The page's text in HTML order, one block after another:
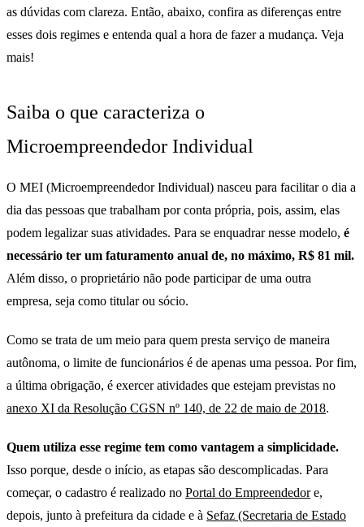
as dúvidas com clareza. Então, abaixo, confira as diferenças entre
esses dois regimes e entenda qual a hora de fazer a mudança. Veja
mais!
Saiba o que caracteriza o
Microempreendedor Individual
O MEI (Microempreendedor Individual) nasceu para facilitar o dia a
dia das pessoas que trabalham por conta própria, pois, assim, elas
podem legalizar suas atividades. Para se enquadrar nesse modelo, é
necessário ter um faturamento anual de, no máximo, R$ 81 mil.
Além disso, o proprietário não pode participar de uma outra
empresa, seja como titular ou sócio.
Como se trata de um meio para quem presta serviço de maneira
autônoma, o limite de funcionários é de apenas uma pessoa. Por fim,
a última obrigação, é exercer atividades que estejam previstas no
anexo XI da Resolução CGSN nº 140, de 22 de maio de 2018.
Quem utiliza esse regime tem como vantagem a simplicidade.
Isso porque, desde o início, as etapas são descomplicadas. Para
começar, o cadastro é realizado no Portal do Empreendedore,
depois, junto à prefeitura da cidade e à Sefaz (Secretaria de Estado